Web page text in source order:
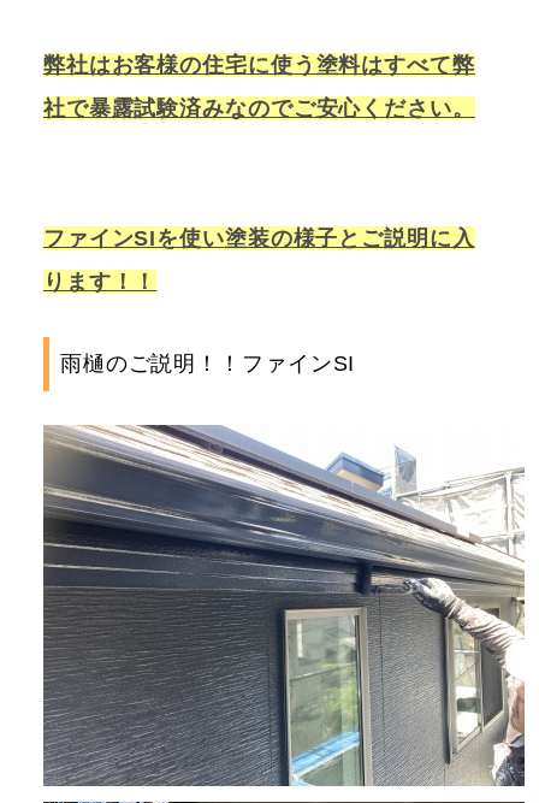
弊社はお客様の住宅に使う塗料はすべて弊
社で暴露試験済みなのでご安心ください。
ファインSIを使い塗装の様子とご説明に入
ります！！
雨樋のご説明！！ファインSI